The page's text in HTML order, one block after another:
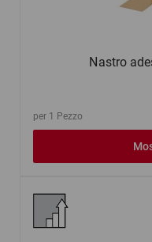
Nastro
per 1 Pezzo